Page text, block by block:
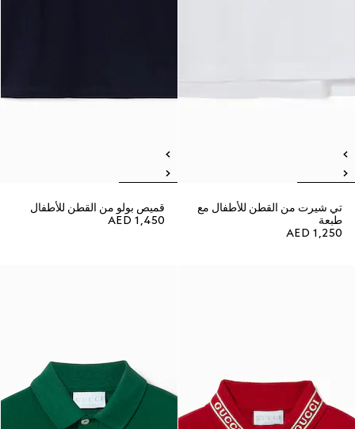
تي شيرت من القطن للأطفال مع
طبعة
AED 1,250
قميص بولو من القطن للأطفال
AED 1,450